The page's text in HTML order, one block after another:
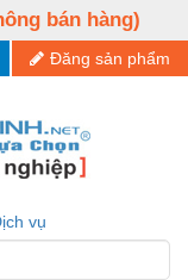
bán hàng)
Đăng sản phẩm
vụ